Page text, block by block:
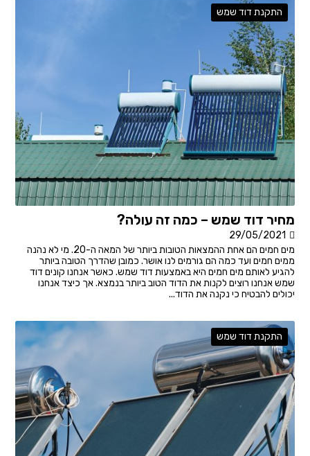
התקנת דוד שמש
מחיר דוד שמש – כמה זה עולה?
29/05/2021
מים חמים הם אחת ההמצאות הטובות ביותר של המאה ה-20. מי לא נהנה
ממים חמים ועד כמה הם גורמים לנו אושר. כמובן שהדרך הטובה ביותר
להגיע לאותם מים חמים היא באמצעות דוד שמש. כאשר אנחנו קונים דוד
שמש אנחנו רוצים לקנות את הדוד הטוב ביותר בנמצא. אך כיצד אנחנו
יכולים להבטיח כי נקנה את הדוד...
התקנת דוד שמש